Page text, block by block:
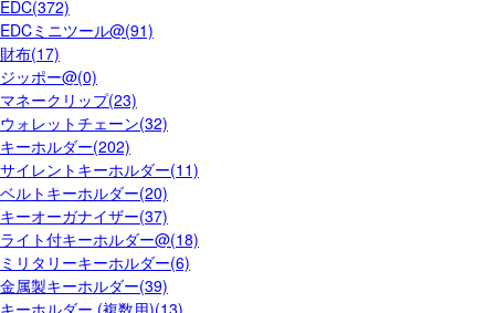
EDC(372)
EDCミニツール@(91)
財布(17)
ジッポー@(0)
マネークリップ(23)
ウォレットチェーン(32)
キーホルダー(202)
サイレントキーホルダー(11)
ベルトキーホルダー(20)
キーオーガナイザー(37)
ライト付キーホルダー@(18)
ミリタリーキーホルダー(6)
金属製キーホルダー(39)
キーホルダー (複数用)(13)